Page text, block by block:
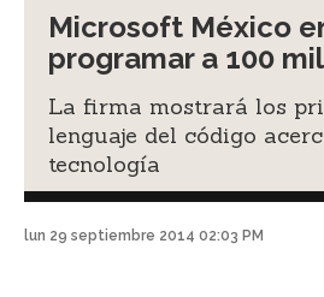
Microsoft México
programar a 100
La firma mostrará los
lenguaje del código
tecnología
lun 29 septiembre 2014 02:03 PM